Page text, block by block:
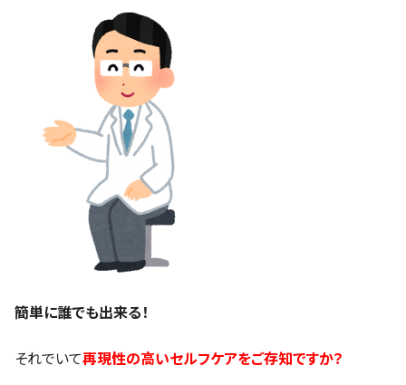
簡単に誰でも出来る！
それでいて再現性の高いセルフケアをご存知ですか？